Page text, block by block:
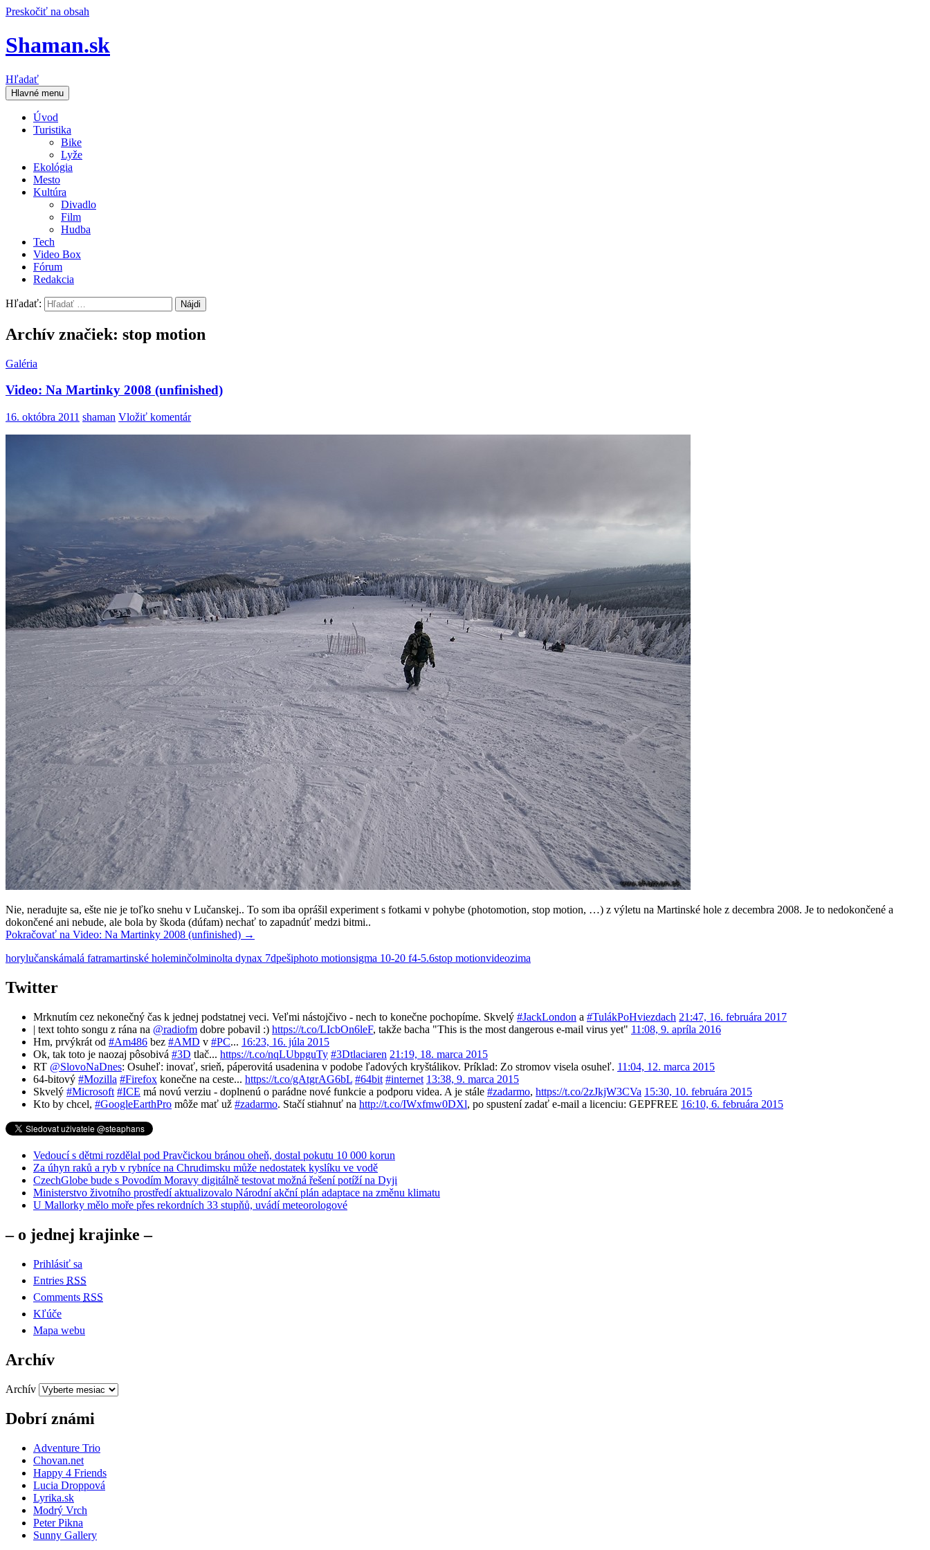
Preskočiť na obsah
Shaman.sk
Hľadať
Hlavné menu
Úvod
Turistika
Bike
Lyže
Ekológia
Mesto
Kultúra
Divadlo
Film
Hudba
Tech
Video Box
Fórum
Redakcia
Hľadať:
Archív značiek: stop motion
Galéria
Video: Na Martinky 2008 (unfinished)
16. októbra 2011 shaman Vložiť komentár
Nie, neradujte sa, ešte nie je toľko snehu v Lučanskej.. To som iba oprášil experiment s fotkami v pohybe (photomotion, stop motion, …) z výletu na Martinské hole z decembra 2008. Je to nedokončené a
dokončené ani nebude, ale bola by škoda (dúfam) nechať to zapadnúť medzi bitmi..
Pokračovať na Video: Na Martinky 2008 (unfinished) →
horylučanskámalá fatramartinské holeminčolminolta dynax 7dpešiphoto motionsigma 10-20 f4-5.6stop motionvideozima
Twitter
Mrknutím cez nekonečný čas k jednej podstatnej veci. Veľmi nástojčivo - nech to konečne pochopíme. Skvelý #JackLondon a #TulákPoHviezdach 21:47, 16. februára 2017
| text tohto songu z rána na @radiofm dobre pobavil :) https://t.co/LIcbOn6leF, takže bacha "This is the most dangerous e-mail virus yet" 11:08, 9. apríla 2016
Hm, prvýkrát od #Am486 bez #AMD v #PC... 16:23, 16. júla 2015
Ok, tak toto je naozaj pôsobivá #3D tlač... https://t.co/nqLUbpguTy #3Dtlaciaren 21:19, 18. marca 2015
RT @SlovoNaDnes: Osuheľ: inovať, srieň, páperovitá usadenina v podobe ľadových kryštálikov. Príklad: Zo stromov visela osuheľ. 11:04, 12. marca 2015
64-bitový #Mozilla #Firefox konečne na ceste... https://t.co/gAtgrAG6bL #64bit #internet 13:38, 9. marca 2015
Skvelý #Microsoft #ICE má novú verziu - doplnenú o parádne nové funkcie a podporu videa. A je stále #zadarmo, https://t.co/2zJkjW3CVa 15:30, 10. februára 2015
Kto by chcel, #GoogleEarthPro môže mať už #zadarmo. Stačí stiahnuť na http://t.co/IWxfmw0DXl, po spustení zadať e-mail a licenciu: GEPFREE 16:10, 6. februára 2015
Vedoucí s dětmi rozdělal pod Pravčickou bránou oheň, dostal pokutu 10 000 korun
Za úhyn raků a ryb v rybníce na Chrudimsku může nedostatek kyslíku ve vodě
CzechGlobe bude s Povodím Moravy digitálně testovat možná řešení potíží na Dyji
Ministerstvo životního prostředí aktualizovalo Národní akční plán adaptace na změnu klimatu
U Mallorky mělo moře přes rekordních 33 stupňů, uvádí meteorologové
– o jednej krajinke –
Prihlásiť sa
Entries RSS
Comments RSS
Kľúče
Mapa webu
Archív
Archív
Dobrí známi
Adventure Trio
Chovan.net
Happy 4 Friends
Lucia Droppová
Lyrika.sk
Modrý Vrch
Peter Pikna
Sunny Gallery